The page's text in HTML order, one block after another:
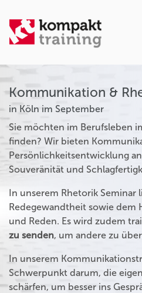
Kommunikation &
in Köln im September
Sie möchten im Berufsleben
finden? Wir bieten
Persönlichkeitsentwicklung
Souveränität und
In unserem Rhetorik Seminar
Redegewandtheit sowie dem
und Reden. Es wird zudem
zu senden, um andere zu
In unserem
Schwerpunkt darum, die
schärfen, um besser ins